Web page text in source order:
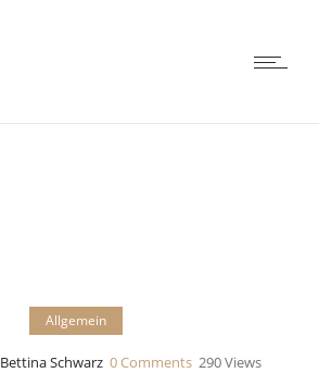
Allgemein
Bettina Schwarz 0Comments 290 Views